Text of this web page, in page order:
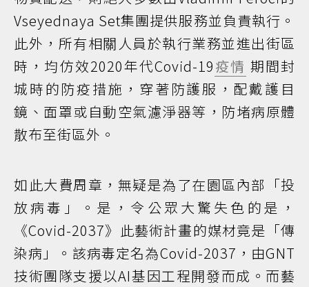
Vseyednaya Set集團提供服務並負責執行。
此外，所有相關人員於執行業務並進出街區
時，均仿效2020年代Covid-19疫情 期間封
城時的防疫措施，穿著防護服，配戴護目
鏡、面罩或自動空氣濾淨器等，防堵病原體
散布至街區外。
如此大費周章，無疑是為了在園區內部「投
放病毒」。是，令公眾大驚失色的是，
《Covid-2037》此藝術計畫的媒材竟是「傳
染病」。該病毒定名為Covid-2037，由GNT
技術團隊支援以AI基因工程開發而成。而藝